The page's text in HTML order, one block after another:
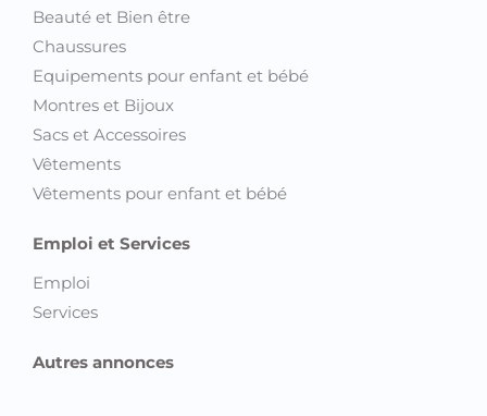
Beauté et Bien être
Chaussures
Equipements pour enfant et bébé
Montres et Bijoux
Sacs et Accessoires
Vêtements
Vêtements pour enfant et bébé
Emploi et Services
Emploi
Services
Autres annonces